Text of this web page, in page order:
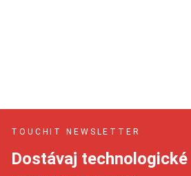
TOUCHIT NEWSLETTER
Dostávaj technologické